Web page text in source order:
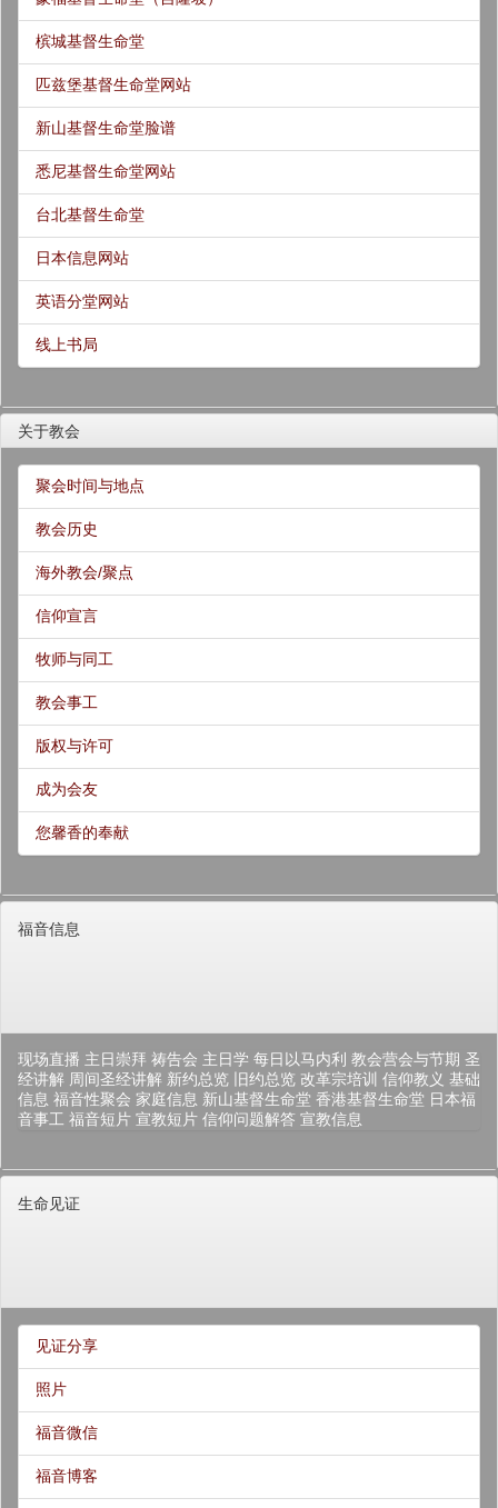
槟城基督生命堂
匹兹堡基督生命堂网站
新山基督生命堂脸谱
悉尼基督生命堂网站
台北基督生命堂
日本信息网站
英语分堂网站
线上书局
关于教会
聚会时间与地点
教会历史
海外教会/聚点
信仰宣言
牧师与同工
教会事工
版权与许可
成为会友
您馨香的奉献
福音信息
现场直播 主日崇拜 祷告会 主日学 每日以马内利 教会营会与节期 圣
经讲解 周间圣经讲解 新约总览 旧约总览 改革宗培训 信仰教义 基础
信息 福音性聚会 家庭信息 新山基督生命堂 香港基督生命堂 日本福
音事工 福音短片 宣教短片 信仰问题解答 宣教信息
生命见证
见证分享
照片
福音微信
福音博客